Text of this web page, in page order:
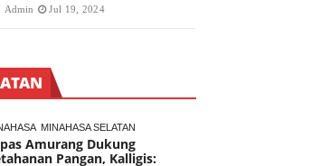
Admin Jul 19, 2024
MINAHASA SELATAN
Amurang Dukung
Pangan, Kalligis: